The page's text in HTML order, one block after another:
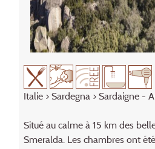
Italie> Sardegna> Sardaigne -
Situé au calme à 15 km des
Smeralda. Les chambres ont